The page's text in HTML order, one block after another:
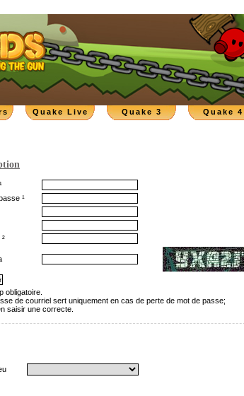
Quake 4
Quake 3
Quake Live
¹
obligatoire.
de courriel sert uniquement en cas de perte de mot de passe;
saisir une correcte.